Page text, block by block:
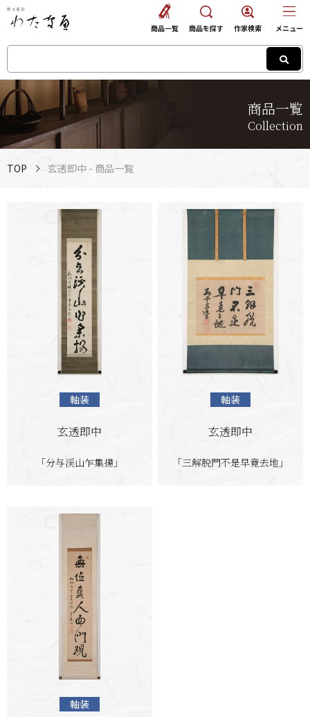
商品一覧
Collection
商品一覧 商品を探す 作家検索 メニュー
TOP 玄透即中 - 商品一覧
軸装
玄透即中
「分与渓山乍集揚」
軸装
玄透即中
「三解脱門不是早竟去地」
軸装